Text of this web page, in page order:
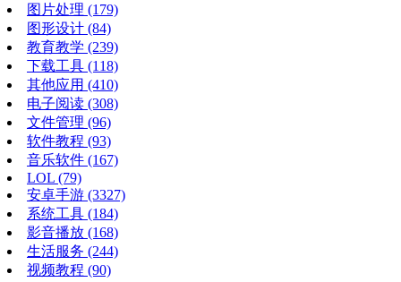
图片处理 (179)
图形设计 (84)
教育教学 (239)
下载工具 (118)
其他应用 (410)
电子阅读 (308)
文件管理 (96)
软件教程 (93)
音乐软件 (167)
LOL (79)
安卓手游 (3327)
系统工具 (184)
影音播放 (168)
生活服务 (244)
视频教程 (90)